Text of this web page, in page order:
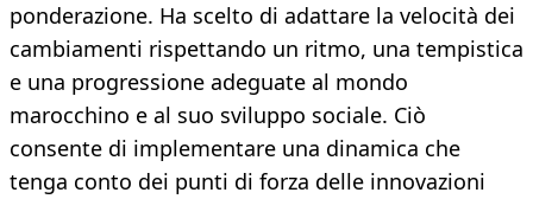
ponderazione. Ha scelto di adattare la velocità dei
cambiamenti rispettando un ritmo, una tempistica
e una progressione adeguate al mondo
marocchino e al suo sviluppo sociale. Ciò
consente di implementare una dinamica che
tenga conto dei punti di forza delle innovazioni